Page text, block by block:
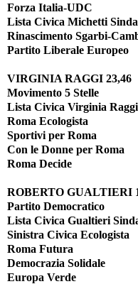
Forza Italia-UDC
Lista Civica Michetti
Rinascimento Sgarbi-
Partito Liberale Europeo
VIRGINIA RAGGI 23,46
Movimento 5 Stelle
Lista Civica Virginia Raggi
Roma Ecologista
Sportivi per Roma
Con le Donne per Roma
Roma Decide
ROBERTO GUALTIERI
Partito Democratico
Lista Civica Gualtieri
Sinistra Civica Ecologista
Roma Futura
Democrazia Solidale
Europa Verde